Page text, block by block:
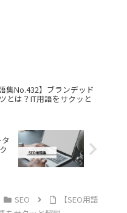
語集No.432】ブランデッド
とは？IT用語をサクッと
SEO
【SEO用語